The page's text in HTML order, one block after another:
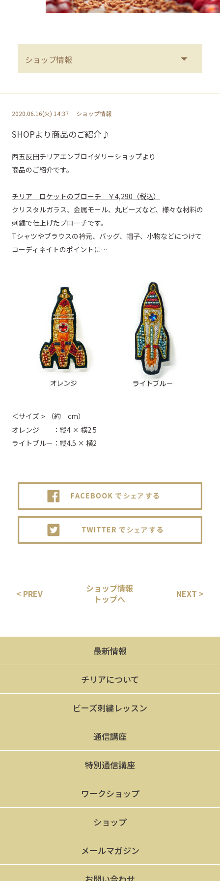
2020.06.16(火) 14:37 ショップ情報
SHOPより商品のご紹介♪
西五反田チリアエンブロイダリーショップより
商品のご紹介です。
チリア ロケットのブローチ ￥4,290（税込）
クリスタルガラス、金属モール、丸ビーズなど、様々な材料の
刺繍で仕上げたブローチです。
Tシャツやブラウスの衿元、バッグ、帽子、小物などにつけて
コーディネイトのポイントに…
＜サイズ＞
（約 cm）
オレンジ ：縦4 × 横2.5
ライトブルー：縦4.5 × 横2
< PREV
ショップ情報
トップへ
NEXT >
最新情報
チリアについて
ビーズ刺繍レッスン
通信講座
特別通信講座
ワークショップ
ショップ
メールマガジン